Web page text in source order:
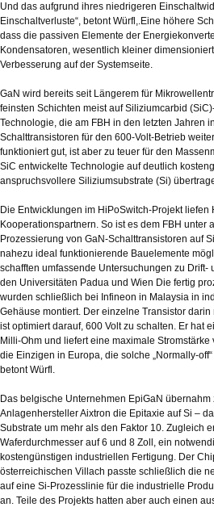
Und das aufgrund ihres niedrigeren
Einschaltverluste“, betont Würfl,.Eine höhere
dass die passiven Elemente der
Kondensatoren, wesentlich kleiner
Verbesserung auf der Systemseite.
GaN wird bereits seit Längerem für
feinsten Schichten meist auf Siliziumcarbid
Technologie, die am FBH in den letzten Jahren
Schalttransistoren für den 600-Volt-Betrieb
funktioniert gut, ist aber zu teuer für den
SiC entwickelte Technologie auf deutlich
anspruchsvollere Siliziumsubstrate (Si)
Die Entwicklungen im HiPoSwitch-Projekt liefen
Kooperationspartnern. So ist es dem FBH unter
Prozessierung von GaN-Schalttransistoren auf
nahezu ideal funktionierende Bauelemente
schafften umfassende Untersuchungen zu Drift-
den Universitäten Padua und Wien Die fertig
wurden schließlich bei Infineon in Malaysia in
Gehäuse montiert. Der einzelne Transistor
ist optimiert darauf, 600 Volt zu schalten. Er hat
Milli-Ohm und liefert eine maximale
die Einzigen in Europa, die solche „Normally-
betont Würfl.
Das belgische Unternehmen EpiGaN übernahm
Anlagenhersteller Aixtron die Epitaxie auf Si –
Substrate um mehr als den Faktor 10. Zugleich
Waferdurchmesser auf 6 und 8 Zoll, ein
kostengünstigen industriellen Fertigung. Der
österreichischen Villach passte schließlich die
auf eine Si-Prozesslinie für die industrielle
an. Teile des Projekts hatten aber auch einen